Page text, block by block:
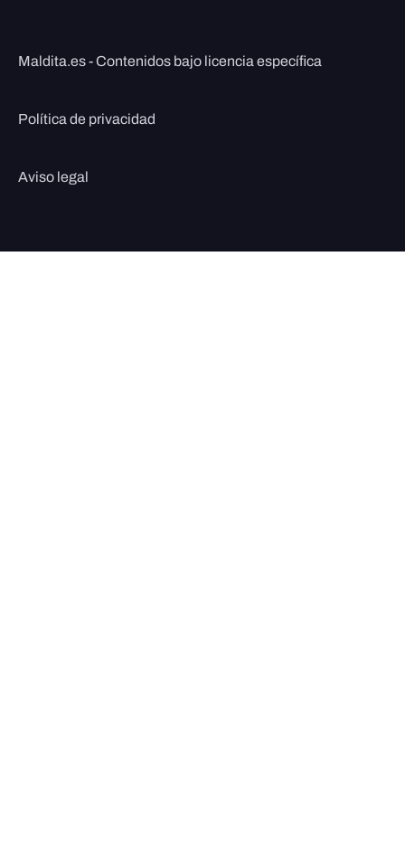
Maldita.es - Contenidos bajo licencia específica
Política de privacidad
Aviso legal